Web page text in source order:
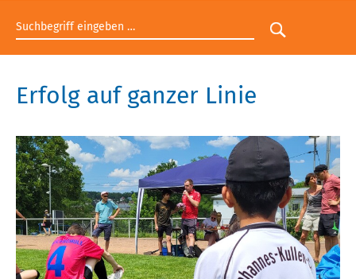
Suchbegriff eingeben
Suche
Erfolg auf ganzer Linie